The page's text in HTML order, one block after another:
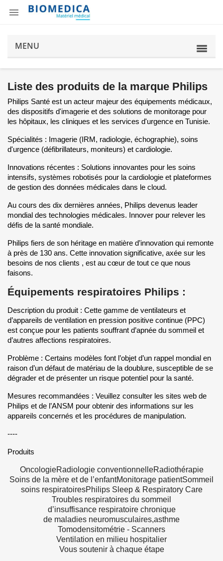

MENU
Liste des produits de la marque Philips
Philips Santé est un acteur majeur des équipements médicaux,
des dispositifs d'imagerie et des solutions de monitorage pour
les hôpitaux, les cliniques et les services d'urgence en Tunisie.
Spécialités : Imagerie (IRM, radiologie, échographie), soins
d'urgence (défibrillateurs, moniteurs) et cardiologie.
Innovations récentes : Solutions innovantes pour les soins
intensifs, systèmes robotisés pour la cardiologie et plateformes
de gestion des données médicales dans le cloud.
Au cours des dix dernières années, Philips devenus leader
mondial des technologies médicales. Innover pour relever les
défis de la santé mondiale.
Philips fiers de son héritage en matière d’innovation qui remonte
à près de 130 ans. Cette innovation significative, axée sur les
besoins de nos clients , est au cœur de tout ce que nous
faisons.
Équipements respiratoires Philips :
Description du produit : Cette gamme de ventilateurs et
d’appareils de ventilation en pression positive continue (PPC)
est conçue pour les patients souffrant d’apnée du sommeil et
d’autres affections respiratoires.
Problème : Certains modèles font l’objet d’un rappel mondial en
raison d’un défaut de matériau de la doublure, susceptible de se
dégrader et de présenter un risque potentiel pour la santé.
Mesures recommandées : Veuillez consulter les sites web de
Philips et de l’ANSM pour obtenir des informations sur les
appareils concernés et les procédures de manipulation.
----
Produits
OncologieRadiologie conventionnelleRadiothérapie
Soins de la mère et de l’enfantMonitorage patientSommeil
soins respiratoiresPhilips Sleep & Respiratory Care
Troubles respiratoires du sommeil
d’insuffisance respiratoire chronique
de maladies neuromusculaires,asthme
Tomodensitométrie - Scanners
Ventilation en milieu hospitalier
Vous soutenir à chaque étape